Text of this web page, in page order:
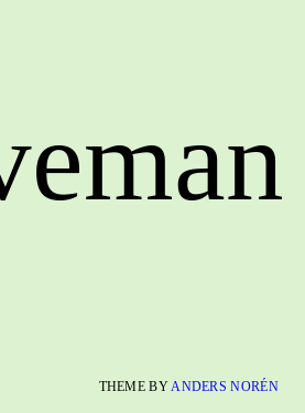
THEME BY ANDERS NORÉN